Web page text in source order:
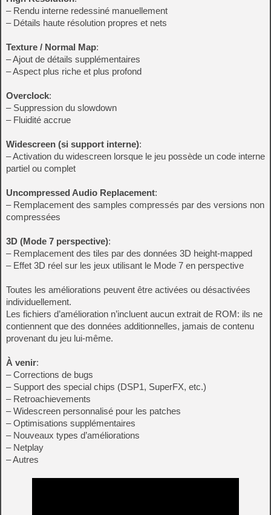
– Rendu interne redessiné manuellement
– Détails haute résolution propres et nets
Texture / Normal Map:
– Ajout de détails supplémentaires
– Aspect plus riche et plus profond
Overclock:
– Suppression du slowdown
– Fluidité accrue
Widescreen (si support interne):
– Activation du widescreen lorsque le jeu possède un code interne
partiel ou complet
Uncompressed Audio Replacement:
– Remplacement des samples compressés par des versions non
compressées
3D (Mode 7 perspective):
– Remplacement des tiles par des données 3D height-mapped
– Effet 3D réel sur les jeux utilisant le Mode 7 en perspective
Toutes les améliorations peuvent être activées ou désactivées
individuellement.
Les fichiers d’amélioration n’incluent aucun extrait de ROM: ils ne
contiennent que des données additionnelles, jamais de contenu
provenant du jeu lui‑même.
À venir:
– Corrections de bugs
– Support des special chips (DSP1, SuperFX, etc.)
– Retroachievements
– Widescreen personnalisé pour les patches
– Optimisations supplémentaires
– Nouveaux types d’améliorations
– Netplay
– Autres